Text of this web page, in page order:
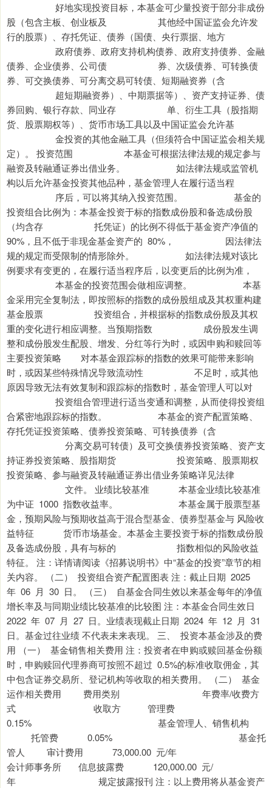
好地实现投资目标，本基金可少量投资于部分非成份
股（包含主板、创业板及 其他经中国证监会允许发
行的股票）、存托凭证、债券（国债、央行票据、地方
政府债券、政府支持机构债券、政府支持债券、金融
债券、企业债券、公司债 券、次级债券、可转换债
券、可交换债券、可分离交易可转债、短期融资券（含
超短期融资券）、中期票据等）、资产支持证券、债
券回购、银行存款、同业存 单、衍生工具（股指期
货、股票期权等）、货币市场工具以及中国证监会允许基
金投资的其他金融工具（但须符合中国证监会相关规
定）。 投资范围 本基金可根据法律法规的规定参与
融资及转融通证券出借业务。 如法律法规或监管机
构以后允许基金投资其他品种，基金管理人在履行适当程
序后，可以将其纳入投资范围。 基金的
投资组合比例为：本基金投资于标的指数成份股和备选成份股
（均含存 托凭证）的比例不得低于基金资产净值的
90%，且不低于非现金基金资产的 80%， 因法律法
规的规定而受限制的情形除外。 如法律法规对该比
例要求有变更的，在履行适当程序后，以变更后的比例为准，
本基金的投资范围会做相应调整。 本基
金采用完全复制法，即按照标的指数的成份股组成及其权重构建
基金股票 投资组合，并根据标的指数成份股及其权
重的变化进行相应调整。当预期指数 成份股发生调
整和成份股发生配股、增发、分红等行为时，或因申购和赎回等
主要投资策略 对本基金跟踪标的指数的效果可能带来影响
时，或因某些特殊情况导致流动性 不足时，或其他
原因导致无法有效复制和跟踪标的指数时，基金管理人可以对
投资组合管理进行适当变通和调整，从而使得投资组
合紧密地跟踪标的指数。 本基金的资产配置策略、
存托凭证投资策略、债券投资策略、可转换债券（含
分离交易可转债）及可交换债券投资策略、资产支
持证券投资策略、股指期货 投资策略、股票期权
投资策略、参与融资及转融通证券出借业务策略详见法律
文件。 业绩比较基准 本基金业绩比较基准
为中证 1000 指数收益率。 本基金属于股票型基
金，预期风险与预期收益高于混合型基金、债券型基金与 风险收
益特征 货币市场基金。本基金主要投资于标的指数成份股
及备选成份股，具有与标的 指数相似的风险收益
特征。 注：详情请阅读《招募说明书》中“基金的投资”章节的相
关内容。 （二） 投资组合资产配置图表 注：截止日期 2025
年 06 月 30 日。 （三） 自基金合同生效以来基金每年的净值
增长率及与同期业绩比较基准的比较图 注：本基金合同生效日
2022 年 07 月 27 日。业绩表现截止日期 2024 年 12 月 31
日。基金过往业绩 不代表未来表现。 三、 投资本基金涉及的费
用 （一） 基金销售相关费用 注：投资者在申购或赎回基金份额
时，申购赎回代理券商可按照不超过 0.5%的标准收取佣金，其
中包含证券交易所、登记机构等收取的相关费用。 （二） 基金
运作相关费用 费用类别 年费率/收费方
式 收取方 管理费
0.15% 基金管理人、销售机构
托管费 0.05% 基金托
管人 审计费用 73,000.00 元/年
会计师事务所 信息披露费 120,000.00 元/
年 规定披露报刊 注：以上费用将从基金资产